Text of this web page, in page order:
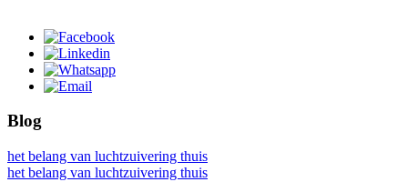
Blog
het belang van luchtzuivering thuis
het belang van luchtzuivering thuis